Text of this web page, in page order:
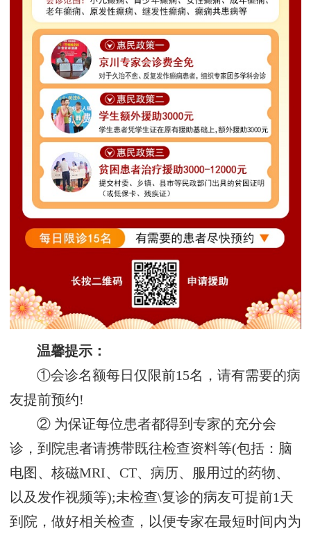
温馨提示：
①会诊名额每日仅限前15名，请有需要的病
友提前预约!
② 为保证每位患者都得到专家的充分会
诊，到院患者请携带既往检查资料等(包括：脑
电图、核磁MRI、CT、病历、服用过的药物、
以及发作视频等);未检查\复诊的病友可提前1天
到院，做好相关检查，以便专家在最短时间内为